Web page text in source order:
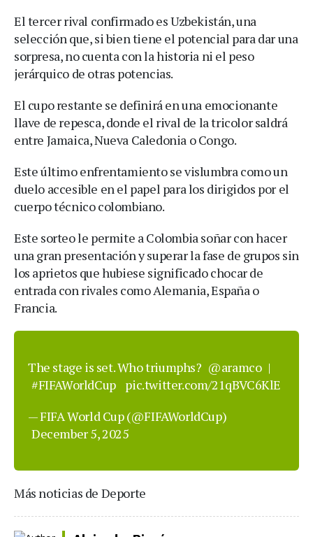
El tercer rival confirmado es Uzbekistán, una
selección que, si bien tiene el potencial para dar una
sorpresa, no cuenta con la historia ni el peso
jerárquico de otras potencias.
El cupo restante se definirá en una emocionante
llave de repesca, donde el rival de la tricolor saldrá
entre Jamaica, Nueva Caledonia o Congo.
Este último enfrentamiento se vislumbra como un
duelo accesible en el papel para los dirigidos por el
cuerpo técnico colombiano.
Este sorteo le permite a Colombia soñar con hacer
una gran presentación y superar la fase de grupos sin
los aprietos que hubiese significado chocar de
entrada con rivales como Alemania, España o
Francia.
The stage is set. Who triumphs? @aramco |
#FIFAWorldCup pic.twitter.com/21qBVC6KlE
— FIFA World Cup (@FIFAWorldCup)
December 5, 2025
Más noticias de Deporte